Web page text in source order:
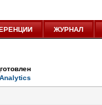
ЖУРНАЛ